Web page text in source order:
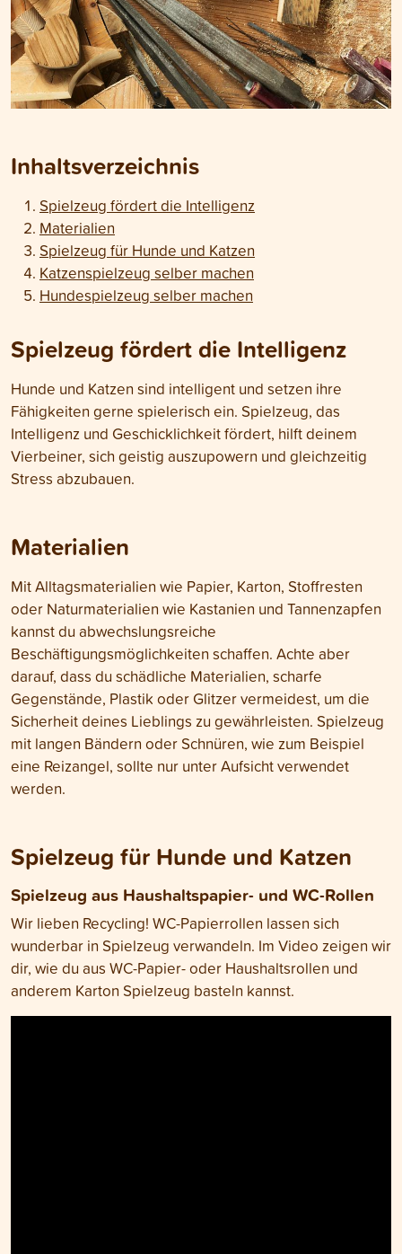
Inhaltsverzeichnis
Spielzeug fördert die Intelligenz
Materialien
Spielzeug für Hunde und Katzen
Katzenspielzeug selber machen
Hundespielzeug selber machen
Spielzeug fördert die Intelligenz
Hunde und Katzen sind intelligent und setzen ihre
Fähigkeiten gerne spielerisch ein. Spielzeug, das
Intelligenz und Geschicklichkeit fördert, hilft deinem
Vierbeiner, sich geistig auszupowern und gleichzeitig
Stress abzubauen.
Materialien
Mit Alltagsmaterialien wie Papier, Karton, Stoffresten
oder Naturmaterialien wie Kastanien und Tannenzapfen
kannst du abwechslungsreiche
Beschäftigungsmöglichkeiten schaffen. Achte aber
darauf, dass du schädliche Materialien, scharfe
Gegenstände, Plastik oder Glitzer vermeidest, um die
Sicherheit deines Lieblings zu gewährleisten. Spielzeug
mit langen Bändern oder Schnüren, wie zum Beispiel
eine Reizangel, sollte nur unter Aufsicht verwendet
werden.
Spielzeug für Hunde und Katzen
Spielzeug aus Haushaltspapier- und WC-Rollen
Wir lieben Recycling! WC-Papierrollen lassen sich
wunderbar in Spielzeug verwandeln. Im Video zeigen wir
dir, wie du aus WC-Papier- oder Haushaltsrollen und
anderem Karton Spielzeug basteln kannst.